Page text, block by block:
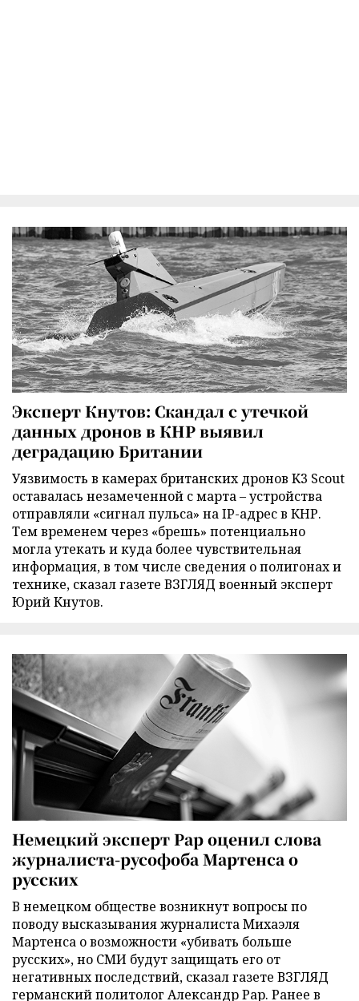
Эксперт Кнутов: Скандал с утечкой
данных дронов в КНР выявил
деградацию Британии
Уязвимость в камерах британских дронов K3 Scout
оставалась незамеченной с марта – устройства
отправляли «сигнал пульса» на IP-адрес в КНР.
Тем временем через «брешь» потенциально
могла утекать и куда более чувствительная
информация, в том числе сведения о полигонах и
технике, сказал газете ВЗГЛЯД военный эксперт
Юрий Кнутов.
Немецкий эксперт Рар оценил слова
журналиста-русофоба Мартенса о
русских
В немецком обществе возникнут вопросы по
поводу высказывания журналиста Михаэля
Мартенса о возможности «убивать больше
русских», но СМИ будут защищать его от
негативных последствий, сказал газете ВЗГЛЯД
германский политолог Александр Рар. Ранее в